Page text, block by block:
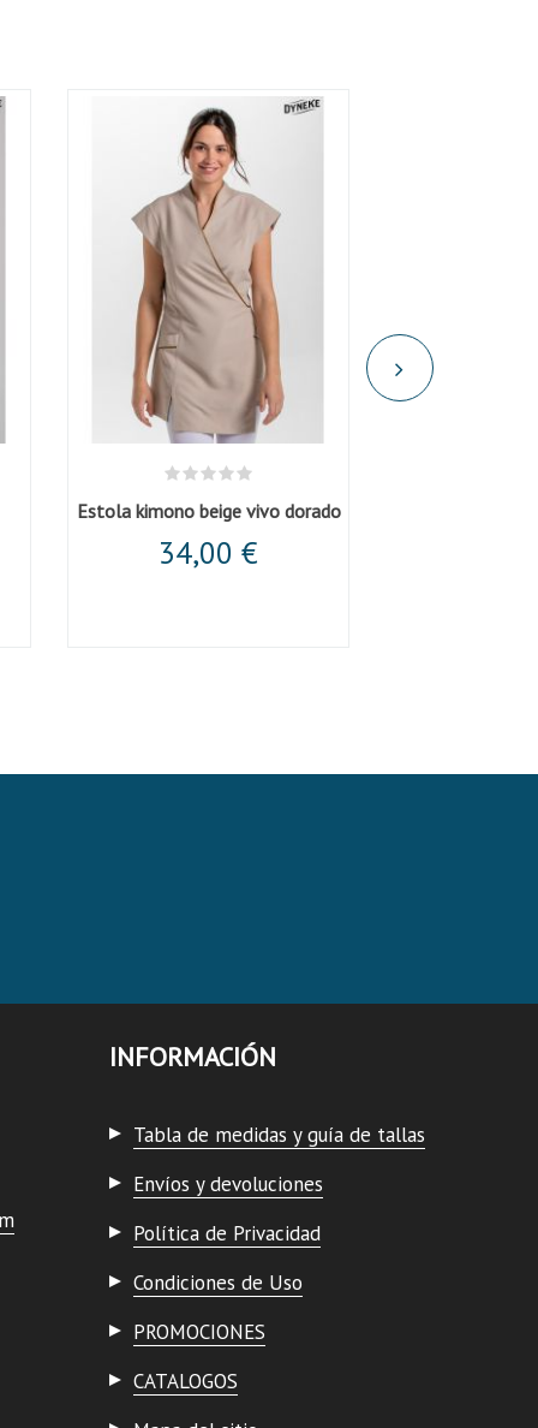
Estola kimono beige vivo dorado
34,00 €
INFORMACIÓN
Tabla de medidas y guía de tallas
Envíos y devoluciones
Política de Privacidad
Condiciones de Uso
PROMOCIONES
CATALOGOS